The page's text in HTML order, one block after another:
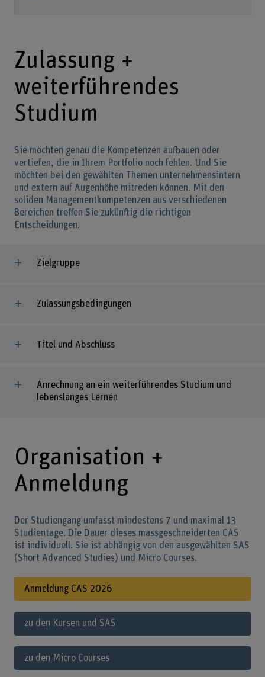
Zulassung +
weiterführendes
Studium
Sie möchten genau die Kompetenzen aufbauen oder
vertiefen, die in Ihrem Portfolio noch fehlen. Und Sie
möchten bei den gewählten Themen unternehmensintern
und extern auf Augenhöhe mitreden können. Mit den
soliden Managementkompetenzen aus verschiedenen
Bereichen treffen Sie zukünftig die richtigen
Entscheidungen.
Zielgruppe
Zulassungsbedingungen
Titel und Abschluss
Anrechnung an ein weiterführendes Studium und
lebenslanges Lernen
Organisation +
Anmeldung
Der Studiengang umfasst mindestens 7 und maximal 13
Studientage. Die Dauer dieses massgeschneiderten CAS
ist individuell. Sie ist abhängig von den ausgewählten SAS
(Short Advanced Studies) und Micro Courses.
Anmeldung CAS 2026
zu den Kursen und SAS
zu den Micro Courses